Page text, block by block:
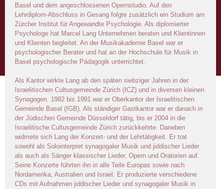
Basel und dem angeschlossenen Opernstudio. Auf den
Lehrdiplom-Abschluss in Gesang folgte zusätzlich ein Studium am
Zürcher Institut für Angewandte Psychologie. Als diplomierter
Psychologe hat Marcel Lang Unternehmen beraten und Klientinnen
und Klienten begleitet. An der Musikakademie Basel war er
psychologischer Berater und hat an der Hochschule für Musik in
Basel psychologische Pädagogik unterrichtet.
Als Kantor wirkte Lang ab den späten siebziger Jahren in der
Israelitischen Cultusgemeinde Zürich (ICZ) und in diversen kleinen
Synagogen. 1982 bis 1991 war er Oberkantor der Israelitischen
Gemeinde Basel (IGB). Als ständiger Gastkantor war er danach in
der Jüdischen Gemeinde Düsseldorf tätig, bis er 2004 in die
Israelitische Cultusgemeinde Zürich zurückkehrte. Daneben
widmete sich Lang der Konzert- und der Lehrtätigkeit. Er trat
sowohl als Solointerpret synagogaler Musik und jiddischer Lieder
als auch als Sänger klassischer Lieder, Opern und Oratorien auf.
Seine Konzerte führten ihn in alle Teile Europas sowie nach
Nordamerika, Australien und Israel. Er produzierte verschiedene
CDs mit Aufnahmen jiddischer Lieder und synagogaler Musik in